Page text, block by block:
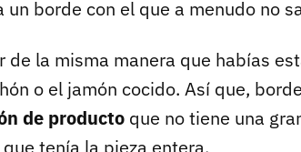
borde con el que a menudo no
de la misma manera que habías
o el jamón cocido. Así que,
de producto que no tiene una
tenía la pieza entera.